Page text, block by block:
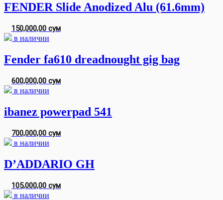
FENDER Slide Anodized Alu (61.6mm)
150,000,00 сум
в наличии
Fender fa610 dreadnought gig bag
600,000,00 сум
в наличии
ibanez powerpad 541
700,000,00 сум
в наличии
D’ADDARIO GH
105,000,00 сум
в наличии